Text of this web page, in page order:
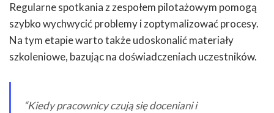
Regularne spotkania z zespołem pilotażowym pomogą
szybko wychwycić problemy i zoptymalizować procesy.
Na tym etapie warto także udoskonalić materiały
szkoleniowe, bazując na doświadczeniach uczestników.
“Kiedy pracownicy czują się doceniani i